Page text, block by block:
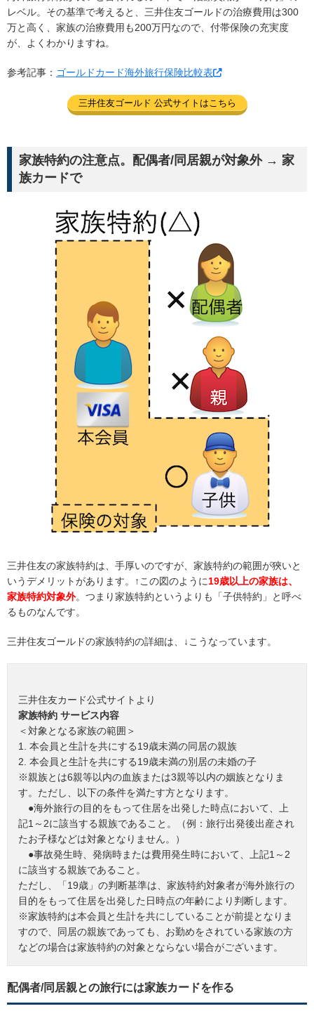
レベル。その基準で考えると、三井住友ゴールドの治療費用は300
万と高く、家族の治療費用も200万円なので、付帯保険の充実度
が、よくわかりますね。
参考記事： ゴールドカード海外旅行保険比較表
三井住友ゴールド 公式サイトはこちら
家族特約の注意点。配偶者/同居親が対象外 → 家
族カードで
三井住友の家族特約は、手厚いのですが、家族特約の範囲が狹いと
いうデメリットがあります。↑この図のように19歳以上の家族は、
家族特約対象外。つまり家族特約というよりも「子供特約」と呼べ
るものなんです。
三井住友ゴールドの家族特約の詳細は、↓こうなっています。
三井住友カード公式サイトより
家族特約 サービス内容
＜対象となる家族の範囲＞
1. 本会員と生計を共にする19歳未満の同居の親族
2. 本会員と生計を共にする19歳未満の別居の未婚の子
※親族とは6親等以内の血族または3親等以内の姻族となりま
す。ただし、以下の条件を満たす方となります。
●海外旅行の目的をもって住居を出発した時点において、上
記1～2に該当する親族であること。（例：旅行出発後出産され
たお子様などは対象となりません。）
●事故発生時、発病時または費用発生時において、上記1～2
に該当する親族であること。
ただし、「19歳」の判断基準は、家族特約対象者が海外旅行の
目的をもって住居を出発した日時点の年齢により判断します。
※家族特約は本会員と生計を共にしていることが前提となりま
すので、同居の親族であっても、お勤めをされている家族の方
などの場合は家族特約の対象とならない場合がございます。
配偶者/同居親との旅行には家族カードを作る